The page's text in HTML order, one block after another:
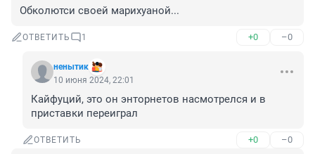
Обколютси своей марихуаной...
ОТВЕТИТЬ 1 +0 –0
ненытик
10 июня 2024, 22:01
Кайфуций, это он энторнетов насмотрелся и в
приставки переиграл
ОТВЕТИТЬ +0 –0